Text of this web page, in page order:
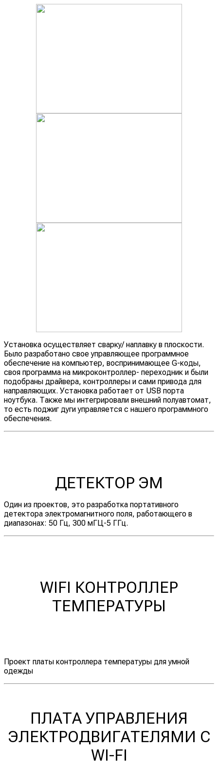
Установка осуществляет сварку/ наплавку в плоскости.
Было разработано свое управляющее программное
обеспечение на компьютер, воспринимающее G-коды,
своя программа на микроконтроллер- переходник и были
подобраны драйвера, контроллеры и сами привода для
направляющих. Установка работает от USB порта
ноутбука. Также мы интегрировали внешний полуавтомат,
то есть поджиг дуги управляется с нашего программного
обеспечения.
ДЕТЕКТОР ЭМ
Один из проектов, это разработка портативного
детектора электромагнитного поля, работающего в
диапазонах: 50 Гц, 300 мГЦ-5 ГГц.
WIFI КОНТРОЛЛЕР
ТЕМПЕРАТУРЫ
Проект платы контроллера температуры для умной
одежды
ПЛАТА УПРАВЛЕНИЯ
ЭЛЕКТРОДВИГАТЕЛЯМИ C
WI-FI